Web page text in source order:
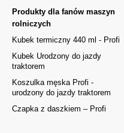
Produkty dla fanów maszyn
rolniczych
Kubek termiczny 440 ml - Profi
Kubek Urodzony do jazdy
traktorem
Koszulka męska Profi -
urodzony do jazdy traktorem
Czapka z daszkiem – Profi